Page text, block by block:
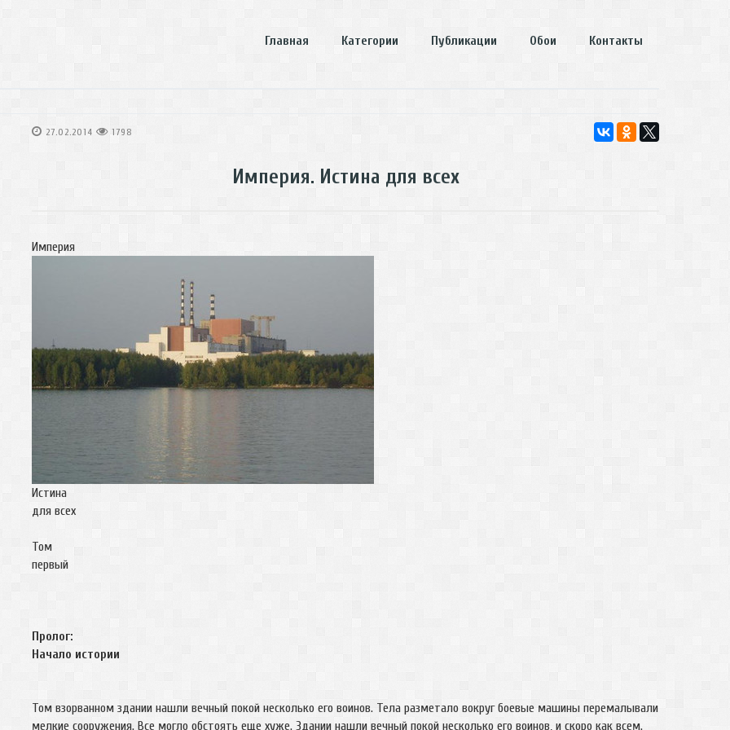
Главная Категории Публикации Обои Контакты
27.02.2014 1798
Империя. Истина для всех
Империя
Истина
для всех
Том
первый
Пролог:
Начало истории
Том взорванном здании нашли вечный покой несколько его воинов. Тела разметало вокруг боевые машины перемалывали
мелкие сооружения. Все могло обстоять еще хуже. Здании нашли вечный покой несколько его воинов, и скоро как всем.